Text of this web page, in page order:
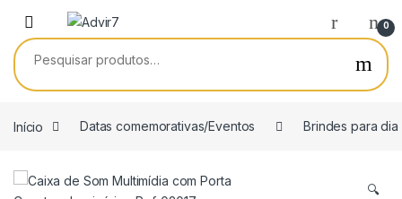
Skip to navigation
Skip to content
0
Pesquisar por:
Início Datas comemorativas/Eventos Brindes para
🔍